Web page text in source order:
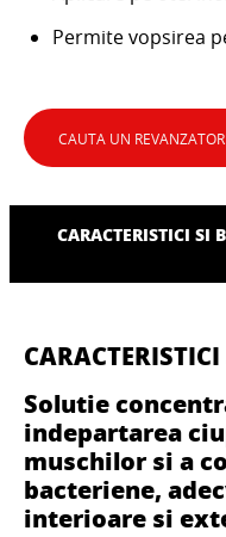
Permite vopsirea
CAUTA UN REVANZATOR
CARACTERISTICI SI
Solutie
indepartarea
muschilor si a
bacteriene,
interioare si